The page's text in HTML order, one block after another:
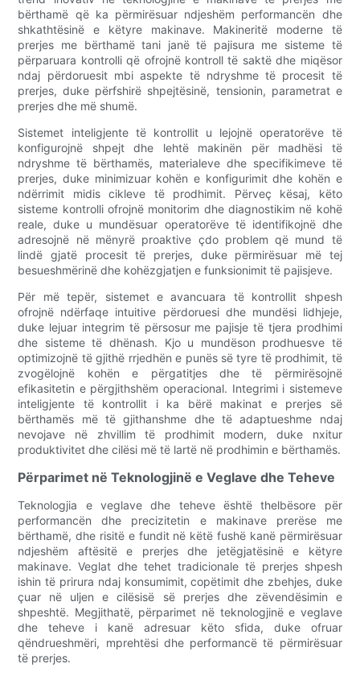
bërthamë që ka përmirësuar ndjeshëm performancën dhe
shkathtësinë e këtyre makinave. Makineritë moderne të
prerjes me bërthamë tani janë të pajisura me sisteme të
përparuara kontrolli që ofrojnë kontroll të saktë dhe miqësor
ndaj përdoruesit mbi aspekte të ndryshme të procesit të
prerjes, duke përfshirë shpejtësinë, tensionin, parametrat e
prerjes dhe më shumë.
Sistemet inteligjente të kontrollit u lejojnë operatorëve të
konfigurojnë shpejt dhe lehtë makinën për madhësi të
ndryshme të bërthamës, materialeve dhe specifikimeve të
prerjes, duke minimizuar kohën e konfigurimit dhe kohën e
ndërrimit midis cikleve të prodhimit. Përveç kësaj, këto
sisteme kontrolli ofrojnë monitorim dhe diagnostikim në kohë
reale, duke u mundësuar operatorëve të identifikojnë dhe
adresojnë në mënyrë proaktive çdo problem që mund të
lindë gjatë procesit të prerjes, duke përmirësuar më tej
besueshmërinë dhe kohëzgjatjen e funksionimit të pajisjeve.
Për më tepër, sistemet e avancuara të kontrollit shpesh
ofrojnë ndërfaqe intuitive përdoruesi dhe mundësi lidhjeje,
duke lejuar integrim të përsosur me pajisje të tjera prodhimi
dhe sisteme të dhënash. Kjo u mundëson prodhuesve të
optimizojnë të gjithë rrjedhën e punës së tyre të prodhimit, të
zvogëlojnë kohën e përgatitjes dhe të përmirësojnë
efikasitetin e përgjithshëm operacional. Integrimi i sistemeve
inteligjente të kontrollit i ka bërë makinat e prerjes së
bërthamës më të gjithanshme dhe të adaptueshme ndaj
nevojave në zhvillim të prodhimit modern, duke nxitur
produktivitet dhe cilësi më të lartë në prodhimin e bërthamës.
Përparimet në Teknologjinë e Veglave dhe Teheve
Teknologjia e veglave dhe teheve është thelbësore për
performancën dhe precizitetin e makinave prerëse me
bërthamë, dhe risitë e fundit në këtë fushë kanë përmirësuar
ndjeshëm aftësitë e prerjes dhe jetëgjatësinë e këtyre
makinave. Veglat dhe tehet tradicionale të prerjes shpesh
ishin të prirura ndaj konsumimit, copëtimit dhe zbehjes, duke
çuar në uljen e cilësisë së prerjes dhe zëvendësimin e
shpeshtë. Megjithatë, përparimet në teknologjinë e veglave
dhe teheve i kanë adresuar këto sfida, duke ofruar
qëndrueshmëri, mprehtësi dhe performancë të përmirësuar
të prerjes.